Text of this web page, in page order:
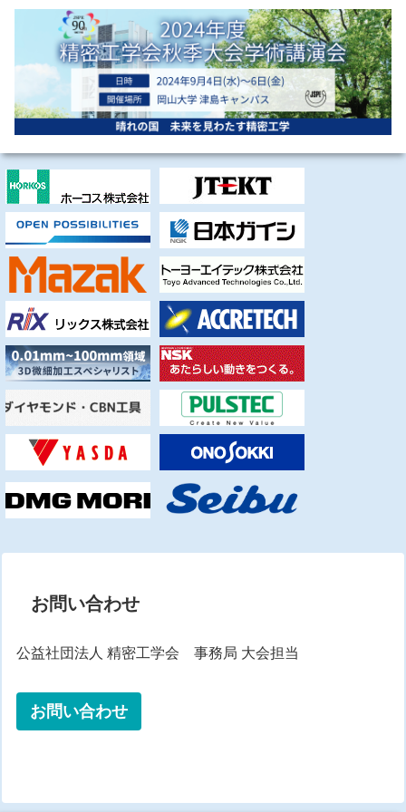
お問い合わせ
公益社団法人 精密工学会 事務局 大会担当
お問い合わせ